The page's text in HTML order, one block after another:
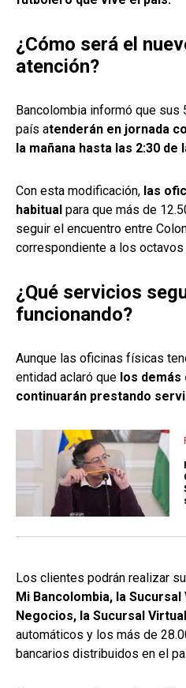
¿Cómo será el
atención?
Bancolombia informó que sus
país atenderán en jornada
la mañana hasta las 2:30 de
Con esta modificación, las
habitual para que más de
seguir el encuentro entre
correspondiente a los
¿Qué servicios
funcionando?
Aunque las oficinas físicas
entidad aclaró que los
continuarán prestando
Los clientes podrán realizar
Mi Bancolombia, la
Negocios, la Sucursal
automáticos y los más de
bancarios distribuidos en el